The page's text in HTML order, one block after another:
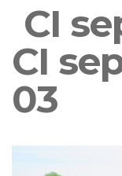
CI
CI
03